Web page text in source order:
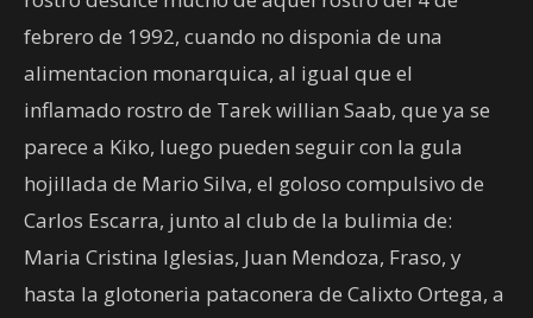
febrero de 1992, cuando no disponia de una
alimentacion monarquica, al igual que el
inflamado rostro de Tarek willian Saab, que ya se
parece a Kiko, luego pueden seguir con la gula
hojillada de Mario Silva, el goloso compulsivo de
Carlos Escarra, junto al club de la bulimia de:
Maria Cristina Iglesias, Juan Mendoza, Fraso, y
hasta la glotoneria pataconera de Calixto Ortega, a